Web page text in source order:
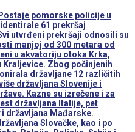
pomorske policije u
61 prekršaj
utvrđeni prekršaji odnosili su
manjoj od 300 metara od
u akvatoriju otoka Krka,
Kraljevice. Zbog počinjenih
državljane 12 različitih
državljana Slovenije i
Kazne su izrečene i za
državljana Italije, pet
državljana Mađarske.
Slovačke, kao i po